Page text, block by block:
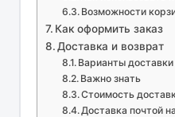
Возможности
Как оформить заказ
Доставка и возврат
Варианты доставки
Важно знать
Стоимость
Доставка почтой